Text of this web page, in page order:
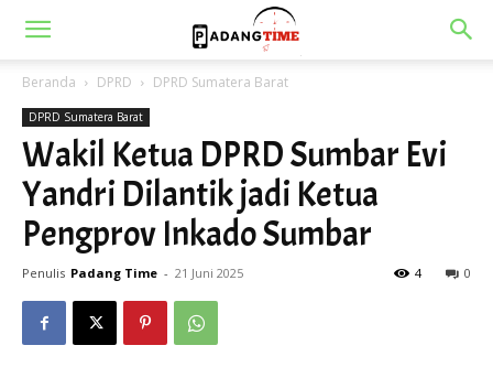
Beranda DPRD DPRD Sumatera Barat
DPRD Sumatera Barat
Wakil Ketua DPRD Sumbar Evi
Yandri Dilantik jadi Ketua
Pengprov Inkado Sumbar
Penulis Padang Time - 21 Juni 2025 0
4